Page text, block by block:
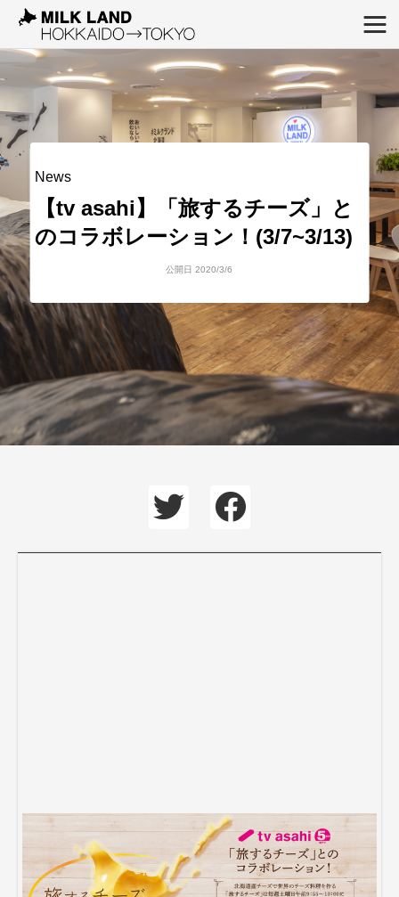
News
【tv asahi】「旅するチーズ」と
のコラボレーション！(3/7~3/13)
公開日 2020/3/6